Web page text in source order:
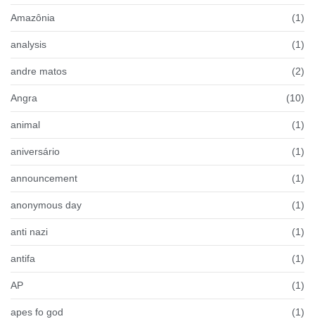
Amazônia (1)
analysis (1)
andre matos (2)
Angra (10)
animal (1)
aniversário (1)
announcement (1)
anonymous day (1)
anti nazi (1)
antifa (1)
AP (1)
apes fo god (1)